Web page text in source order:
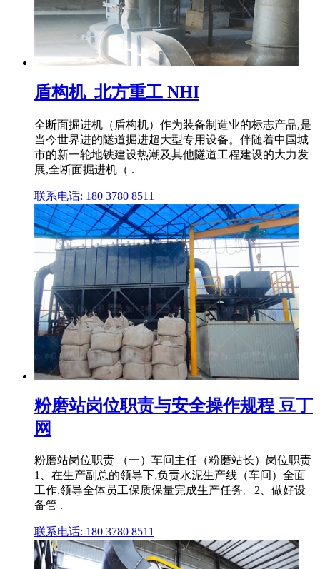
盾构机_北方重工 NHI
全断面掘进机（盾构机）作为装备制造业的标志产品,是
当今世界进的隧道掘进超大型专用设备。伴随着中国城
市的新一轮地铁建设热潮及其他隧道工程建设的大力发
展,全断面掘进机（ .
联系电话: 180 3780 8511
粉磨站岗位职责与安全操作规程 豆丁
网
粉磨站岗位职责 （一）车间主任（粉磨站长）岗位职责
1、在生产副总的领导下,负责水泥生产线（车间）全面
工作,领导全体员工保质保量完成生产任务。2、做好设
备管 .
联系电话: 180 3780 8511